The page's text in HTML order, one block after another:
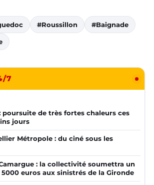
#Roussillon #Baignade
7
poursuite de très fortes chaleurs ces
jours
Métropole : du ciné sous les
: la collectivité soumettra un
euros aux sinistrés de la Gironde